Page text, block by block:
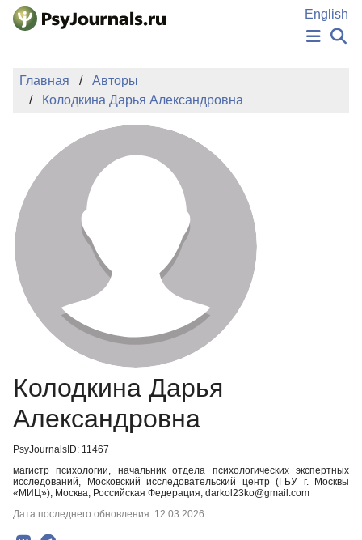
Перейти к основному содержанию
English
ИЗДАНИЯ
АВТОРЫ
ПОДАТЬ РУКОПИСЬ
БАЗА ЗНАНИЙ
КЛЮЧЕВЫЕ СЛОВА
Регистрация
Главная
Авторы
Колодкина Дарья Александровна
Колодкина Дарья
Александровна
PsyJournalsID: 11467
магистр психологии, начальник отдела психологических экспертных
исследований, Московский исследовательский центр (ГБУ г. Москвы
«МИЦ»), Москва, Российская Федерация, darkol23ko@gmail.com
Дата последнего обновления: 12.03.2026